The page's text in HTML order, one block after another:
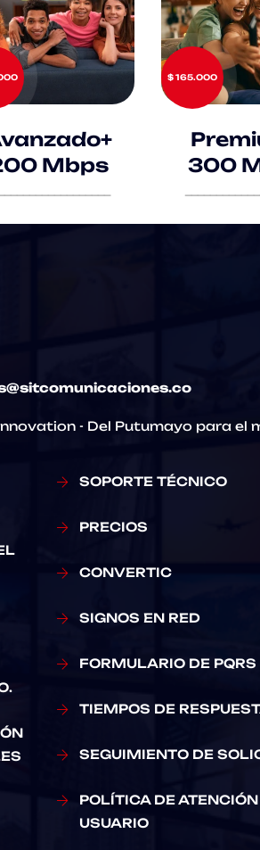
Mbps
$ 165.000
300
- Del Putumayo para el
SOPORTE TÉCNICO
PRECIOS
CONVERTIC
SIGNOS EN RED
FORMULARIO DE PQRS
TIEMPOS DE
SEGUIMIENTO DE
POLÍTICA DE
USUARIO